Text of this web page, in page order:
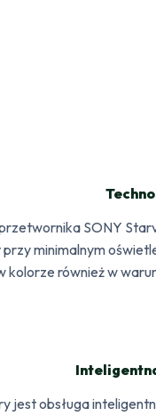
SONY
minimalnym
kolorze również w
jest obsługa